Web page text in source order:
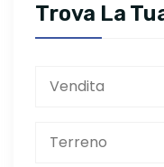
Trova La